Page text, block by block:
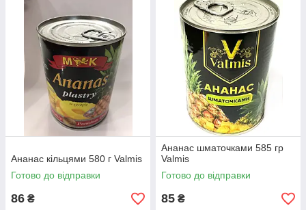
Ананас кільцями 580 г Valmis
Готово до відправки
86 ₴
Ананас шматочками 585 гр
Valmis
Готово до відправки
85 ₴